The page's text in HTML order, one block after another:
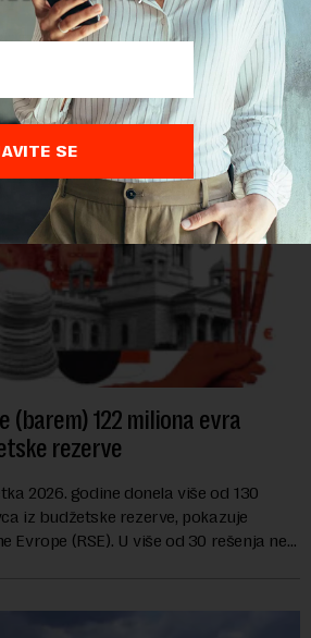
šumarstva i vodoprivrede saopštilo
komisija potvrdila da je Srbija
službenih kontrola bezbednosti
da k...
(barem) 122 miliona evra
rezerve
2026. godine donela više od 130
iz budžetske rezerve, pokazuje
Evrope (RSE). U više od 30 rešenja ne
SE